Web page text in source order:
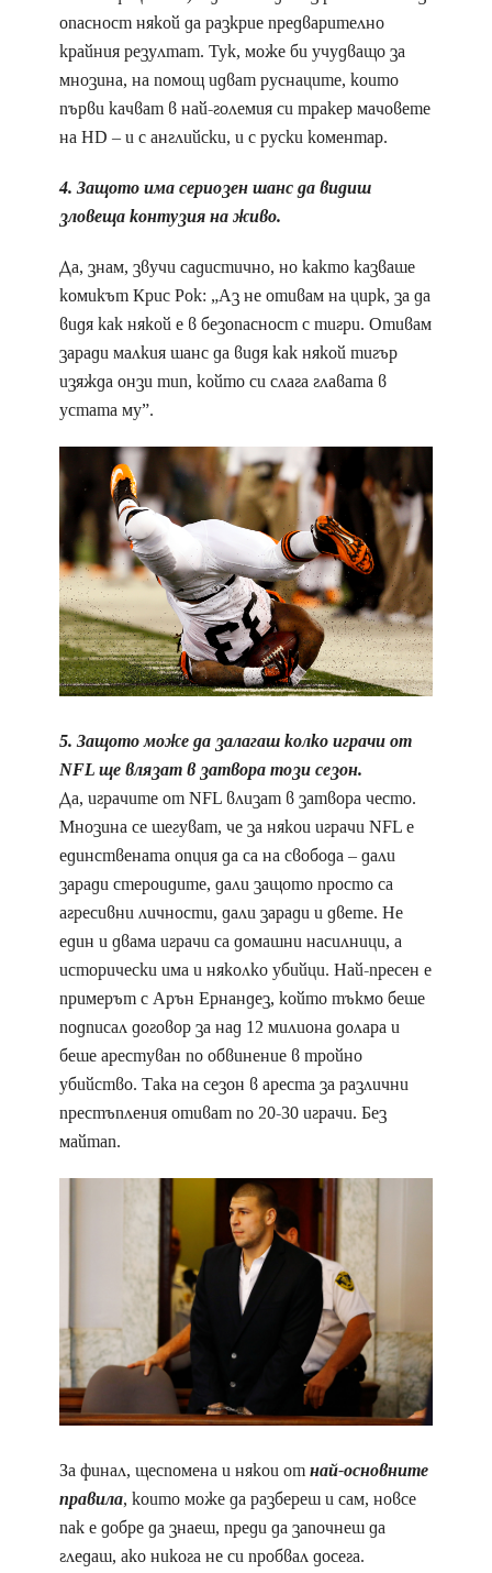
опасност някой да разкрие предварително
крайния резултат. Тук, може би учудващо за
мнозина, на помощ идват руснаците, които
първи качват в най-големия си тракер мачовете
на HD – и с английски, и с руски коментар.
4. Защото има сериозен шанс да видиш
зловеща контузия на живо.
Да, знам, звучи садистично, но както казваше
комикът Крис Рок: „Аз не отивам на цирк, за да
видя как някой е в безопасност с тигри. Отивам
заради малкия шанс да видя как някой тигър
изяжда онзи тип, който си слага главата в
устата му”.
5. Защото може да залагаш колко играчи от
NFL ще влязат в затвора този сезон.
Да, играчите от NFL влизат в затвора често.
Мнозина се шегуват, че за някои играчи NFL е
единствената опция да са на свобода – дали
заради стероидите, дали защото просто са
агресивни личности, дали заради и двете. Не
един и двама играчи са домашни насилници, а
исторически има и няколко убийци. Най-пресен е
примерът с Арън Eрнандез, който тъкмо беше
подписал договор за над 12 милиона долара и
беше арестуван по обвинение в тройно
убийство. Така на сезон в ареста за различни
престъпления отиват по 20-30 играчи. Без
майтап.
За финал, щеспомена и някои отнай-основните
правила, които може да разбереш и сам, новсе
пак е добре да знаеш, преди да започнеш да
гледаш, ако никога не си пробвал досега.